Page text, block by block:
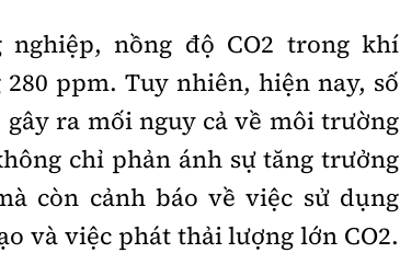
Giải trí - Thể thao
nghiệp, nồng độ CO2 trong khí
ppm. Tuy nhiên, hiện nay, số
ra mối nguy cả về môi trường
chỉ phản ánh sự tăng trưởng
còn cảnh báo về việc sử dụng
và việc phát thải lượng lớn CO2.